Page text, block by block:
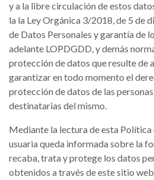
y a la libre circulación de estos
la la Ley Orgánica 3/2018, de 5 de
de Datos Personales y garantía de
adelante LOPDGDD, y demás
protección de datos que resulte de
garantizar en todo momento el
protección de datos de las
destinatarias del mismo.
Mediante la lectura de esta Política
usuaria queda informada sobre la
recaba, trata y protege los datos
obtenidos a través de este sitio